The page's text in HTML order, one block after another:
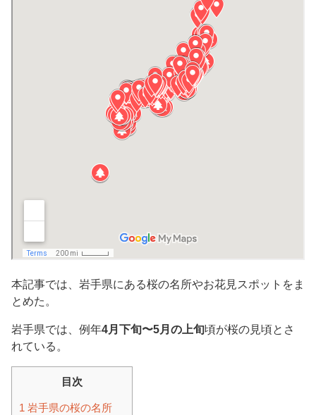
本記事では、岩手県にある桜の名所やお花見スポットをま
とめた。
岩手県では、例年4月下旬〜5月の上旬頃が桜の見頃とさ
れている。
目次
1 岩手県の桜の名所